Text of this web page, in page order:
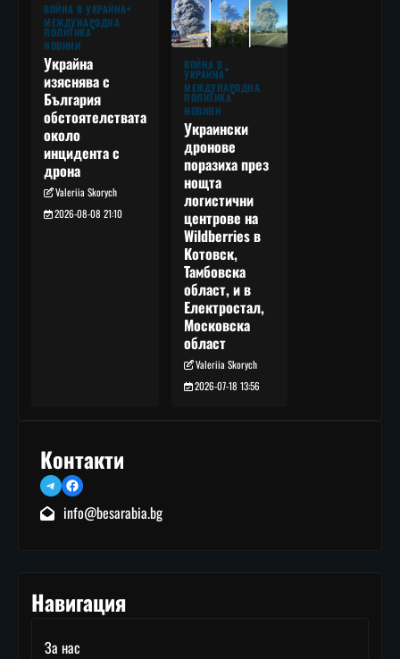
ВОЙНА В УКРАЙНА
МЕЖДУНАРОДНА
ПОЛИТИКА
НОВИНИ
Украйна
изяснява с
България
обстоятелствата
около
инцидента с
дрона
Valeriia Skorych
2026-08-08 21:10
ВОЙНА В
УКРАЙНА
МЕЖДУНАРОДНА
ПОЛИТИКА
НОВИНИ
Украински
дронове
поразиха през
нощта
логистични
центрове на
Wildberries в
Котовск,
Тамбовска
област, и в
Електростал,
Московска
област
Valeriia Skorych
2026-07-18 13:56
Контакти
TelegramFacebook
info@besarabia.bg
Навигация
За нас